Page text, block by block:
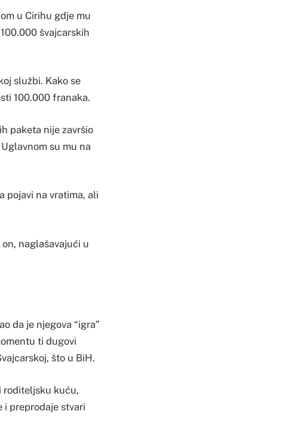
u Cirihu gdje mu
švajcarskih
službi. Kako se
100.000 franaka.
paketa nije završio
su mu na
pojavi na vratima, ali
naglašavajući u
da je njegova “igra”
ti dugovi
što u BiH.
roditeljsku kuću,
i preprodaje stvari